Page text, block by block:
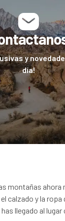
y
día!
montañas ahora
calzado y la
llegado al lugar